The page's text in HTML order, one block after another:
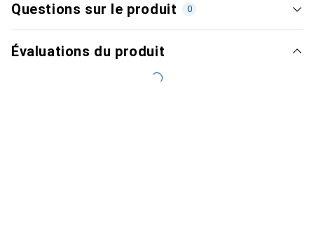
Questions sur le produit 0
Évaluations du produit